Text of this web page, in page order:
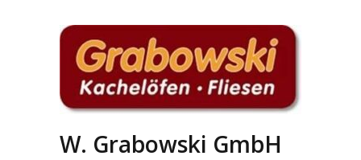
W. Grabowski GmbH